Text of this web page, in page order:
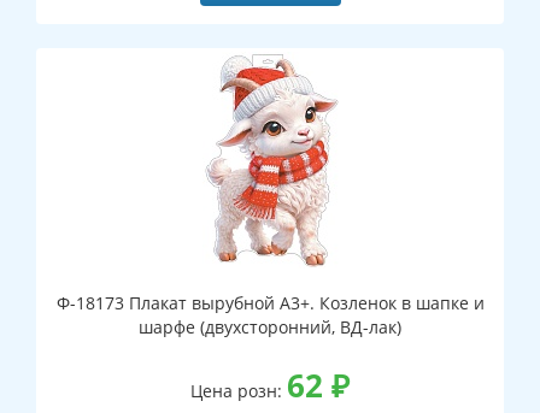
Ф-18173 Плакат вырубной А3+. Козленок в шапке и
шарфе (двухсторонний, ВД-лак)
Цена розн: 62 ₽